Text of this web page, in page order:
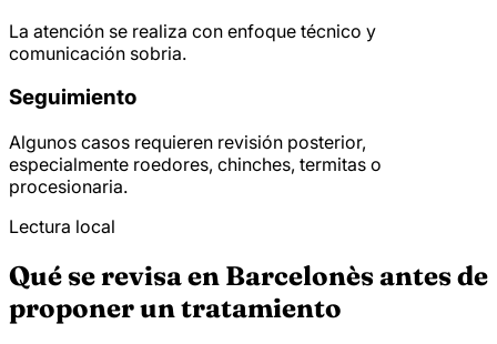
La atención se realiza con enfoque técnico y
comunicación sobria.
Seguimiento
Algunos casos requieren revisión posterior,
especialmente roedores, chinches, termitas o
procesionaria.
Lectura local
Qué se revisa en Barcelonès antes de
proponer un tratamiento